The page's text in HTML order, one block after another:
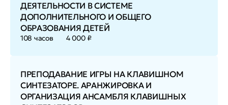
ДЕЯТЕЛЬНОСТИ В СИСТЕМЕ
ДОПОЛНИТЕЛЬНОГО И ОБЩЕГО
ОБРАЗОВАНИЯ ДЕТЕЙ
108 часов 4 000 ₽
ПРЕПОДАВАНИЕ ИГРЫ НА КЛАВИШНОМ
СИНТЕЗАТОРЕ. АРАНЖИРОВКА И
ОРГАНИЗАЦИЯ АНСАМБЛЯ КЛАВИШНЫХ